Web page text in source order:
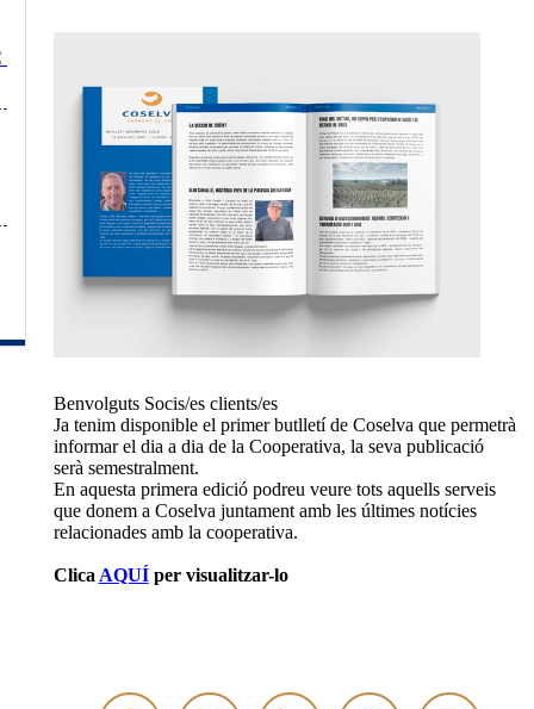
Benvolguts Socis/es clients/es
Ja tenim disponible el primer butlletí de Coselva que permetrà
informar el dia a dia de la Cooperativa, la seva publicació
serà semestralment.
En aquesta primera edició podreu veure tots aquells serveis
que donem a Coselva juntament amb les últimes notícies
relacionades amb la cooperativa.
Clica AQUÍper visualitzar-lo